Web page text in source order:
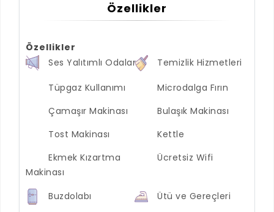
Özellikler
Özellikler
Ses Yalıtımlı Odalar
Temizlik Hizmetleri
Tüpgaz Kullanımı
Microdalga Fırın
Çamaşır Makinası
Bulaşık Makinası
Tost Makinası
Kettle
Ekmek Kızartma
Makinası
Ücretsiz Wifi
Buzdolabı Ütü ve Gereçleri